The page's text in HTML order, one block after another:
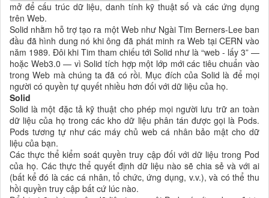
mở để cấu trúc dữ liệu, danh tính kỹ thuật số và các ứng dụng
trên Web.
Solid nhằm hỗ trợ tạo ra một Web như Ngài Tim Berners-Lee ban
đầu đã hình dung nó khi ông đã phát minh ra Web tại CERN vào
năm 1989. Đôi khi Tim tham chiếu tới Solid như là “web - lấy 3” —
hoặc Web3.0 — vì Solid tích hợp một lớp mới các tiêu chuẩn vào
trong Web mà chúng ta đã có rồi. Mục đích của Solid là để mọi
người có quyền tự quyết nhiều hơn đối với dữ liệu của họ.
Solid
Solid là một đặc tả kỹ thuật cho phép mọi người lưu trữ an toàn
dữ liệu của họ trong các kho dữ liệu phân tán được gọi là Pods.
Pods tương tự như các máy chủ web cá nhân bảo mật cho dữ
liệu của bạn.
Các thực thể kiểm soát quyền truy cập đối với dữ liệu trong Pod
của họ. Các thực thể quyết định dữ liệu nào sẽ chia sẻ và với ai
(bất kể đó là các cá nhân, tổ chức, ứng dụng, v.v.), và có thể thu
hồi quyền truy cập bất cứ lúc nào.